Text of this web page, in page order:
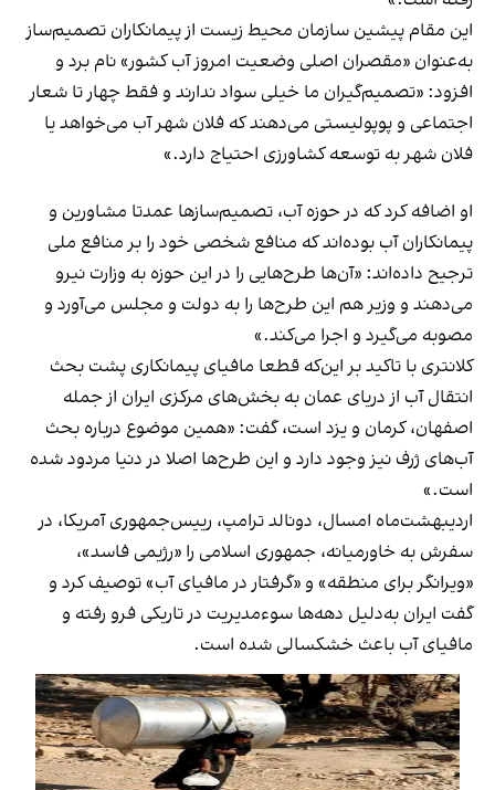
این مقام پیشین سازمان محیط‌ زیست از پیمانکاران تصمیم‌ساز
به‌عنوان «مقصران اصلی وضعیت امروز آب کشور» نام برد و
افزود: «تصمیم‌گیران ما خیلی سواد ندارند و فقط چهار تا شعار
اجتماعی و پوپولیستی می‌دهند که فلان شهر آب می‌خواهد یا
فلان‌ شهر به توسعه کشاورزی احتیاج دارد.»
او اضافه کرد که در حوزه آب، تصمیم‌سازها عمدتا مشاورین و
پیمانکاران آب بوده‌اند که منافع شخصی خود را بر منافع ملی
ترجیح داده‌اند: «آن‌ها طرح‌هایی را در این حوزه به وزارت نیرو
می‌دهند و وزیر هم این طرح‌ها را به دولت و مجلس می‌آورد و
مصوبه می‌گیرد و اجرا می‌کند.»
کلانتری با تاکید بر این‌که قطعا مافیای پیمانکاری پشت بحث
انتقال آب از دریای عمان به بخش‌های مرکزی ایران از جمله
اصفهان، کرمان و یزد است، گفت: «همین موضوع درباره بحث
آب‌های ژرف نیز وجود دارد و این طرح‌ها اصلا در دنیا مردود شده
است.»
اردیبهشت‌ماه امسال، دونالد ترامپ، رییس‌جمهوری آمریکا، در
سفرش به خاورمیانه، جمهوری اسلامی را «رژیمی فاسد»،
«ویرانگر برای منطقه» و «گرفتار در مافیای آب» توصیف کرد و
گفت ایران به‌دلیل دهه‌ها سوءمدیریت در تاریکی فرو رفته و
مافیای آب باعث خشکسالی شده است.